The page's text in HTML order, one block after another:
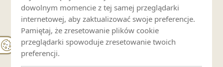
Usługi
Śniadania
dowolnym momencie z tej samej przeglądarki
internetowej, aby zaktualizować swoje preferencje.
Pamiętaj, że zresetowanie plików cookie
przeglądarki spowoduje zresetowanie twoich
preferencji.